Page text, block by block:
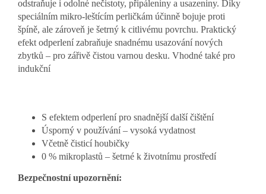
odstraňuje i odolné nečistoty, připáleniny a usazeniny. Díky
speciálním mikro-leštícím perličkám účinně bojuje proti
špíně, ale zároveň je šetrný k citlivému povrchu. Praktický
efekt odperlení zabraňuje snadnému usazování nových
zbytků – pro zářivě čistou varnou desku. Vhodné také pro
indukční
S efektem odperlení pro snadnější další čištění
Úsporný v používání – vysoká vydatnost
Včetně čisticí houbičky
0 % mikroplastů – šetrné k životnímu prostředí
Bezpečnostní upozornění: